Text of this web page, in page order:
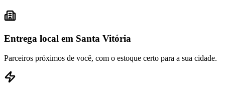
Entrega local em Santa Vitória
Parceiros próximos de você, com o estoque certo para a sua cidade.